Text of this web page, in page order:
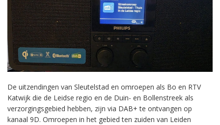
De uitzendingen van Sleutelstad en omroepen als Bo en RTV
Katwijk die de Leidse regio en de Duin- en Bollenstreek als
verzorgingsgebied hebben, zijn via DAB+ te ontvangen op
kanaal 9D. Omroepen in het gebied ten zuiden van Leiden